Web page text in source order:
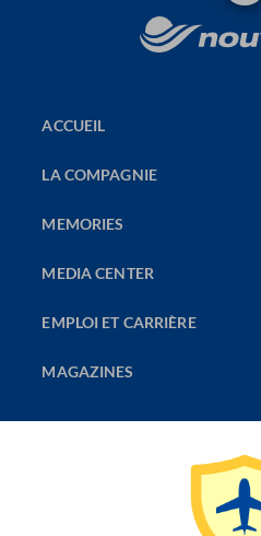
ACCUEIL
LA COMPAGNIE
MEMORIES
MEDIA CENTER
EMPLOI ET CARRIÈRE
MAGAZINES